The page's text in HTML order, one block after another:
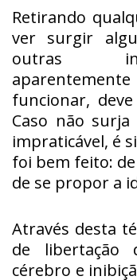
Retirando
ver surgir
outras
funcionar,
Caso não
impraticável, é
foi bem feito:
de se propor a
Através desta
de libertação
cérebro e